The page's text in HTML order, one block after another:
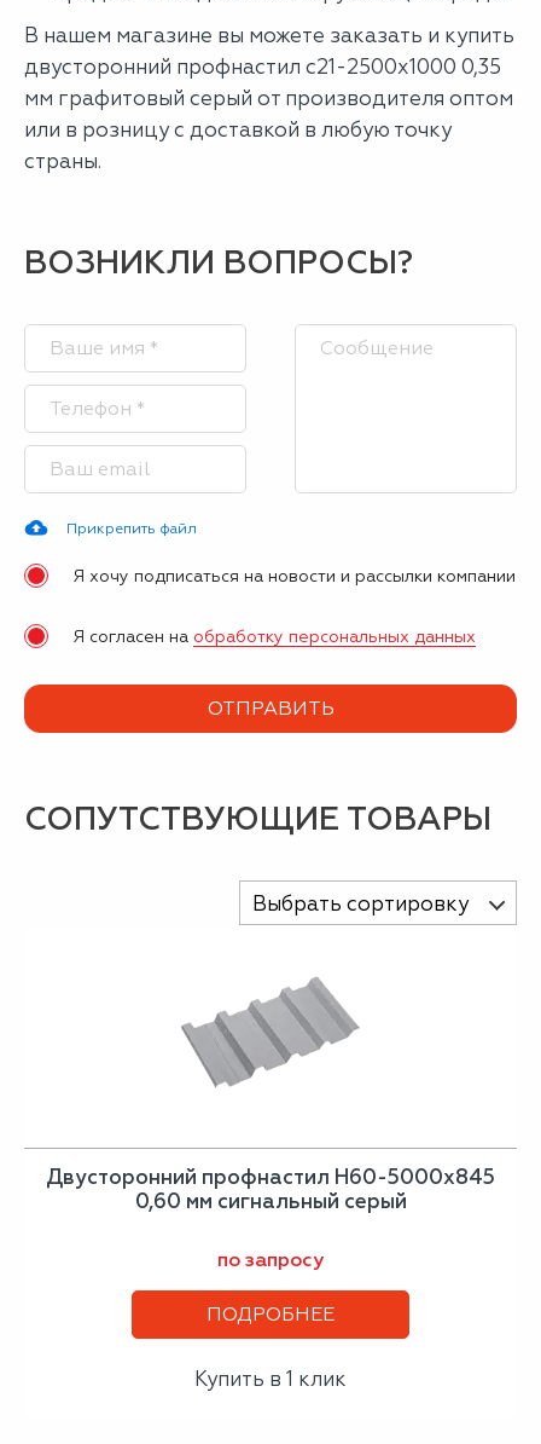
В нашем магазине вы можете заказать и купить
двусторонний профнастил с21-2500х1000 0,35
мм графитовый серый от производителя оптом
или в розницу с доставкой в любую точку
страны.
ВОЗНИКЛИ ВОПРОСЫ?
Прикрепить файл
Я хочу подписаться на новости и рассылки компании
Я согласен на обработку персональных данных
СОПУТСТВУЮЩИЕ ТОВАРЫ
Выбрать сортировку
Двусторонний профнастил Н60-5000х845
0,60 мм сигнальный серый
по запросу
ПОДРОБНЕЕ
Купить в 1 клик